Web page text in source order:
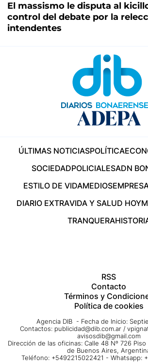
El massismo le disputa al
control del debate por la
intendentes
ÚLTIMAS NOTICIASPOLÍTICA
SOCIEDADPOLICIALESADN
ESTILO DE VIDAMEDIOS
DIARIO EXTRAVIDA Y SALUD HOY
TRANQUERA
RSS
Contacto
Términos y
Política de cookies
Agencia DIB - Fecha de Inicio:
Contactos: publicidad@dib.com.ar /
avisosdib@gmail.com
Dirección de las oficinas: Calle 48 Nº 726
de Buenos Aires,
Teléfono: +5492215022421 - Whatsapp: